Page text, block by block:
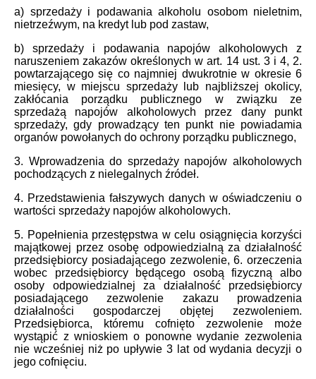
a) sprzedaży i podawania alkoholu osobom nieletnim,
nietrzeźwym, na kredyt lub pod zastaw,
b) sprzedaży i podawania napojów alkoholowych z
naruszeniem zakazów określonych w art. 14 ust. 3 i 4, 2.
powtarzającego się co najmniej dwukrotnie w okresie 6
miesięcy, w miejscu sprzedaży lub najbliższej okolicy,
zakłócania porządku publicznego w związku ze
sprzedażą napojów alkoholowych przez dany punkt
sprzedaży, gdy prowadzący ten punkt nie powiadamia
organów powołanych do ochrony porządku publicznego,
3. Wprowadzenia do sprzedaży napojów alkoholowych
pochodzących z nielegalnych źródeł.
4. Przedstawienia fałszywych danych w oświadczeniu o
wartości sprzedaży napojów alkoholowych.
5. Popełnienia przestępstwa w celu osiągnięcia korzyści
majątkowej przez osobę odpowiedzialną za działalność
przedsiębiorcy posiadającego zezwolenie, 6. orzeczenia
wobec przedsiębiorcy będącego osobą fizyczną albo
osoby odpowiedzialnej za działalność przedsiębiorcy
posiadającego zezwolenie zakazu prowadzenia
działalności gospodarczej objętej zezwoleniem.
Przedsiębiorca, któremu cofnięto zezwolenie może
wystąpić z wnioskiem o ponowne wydanie zezwolenia
nie wcześniej niż po upływie 3 lat od wydania decyzji o
jego cofnięciu.